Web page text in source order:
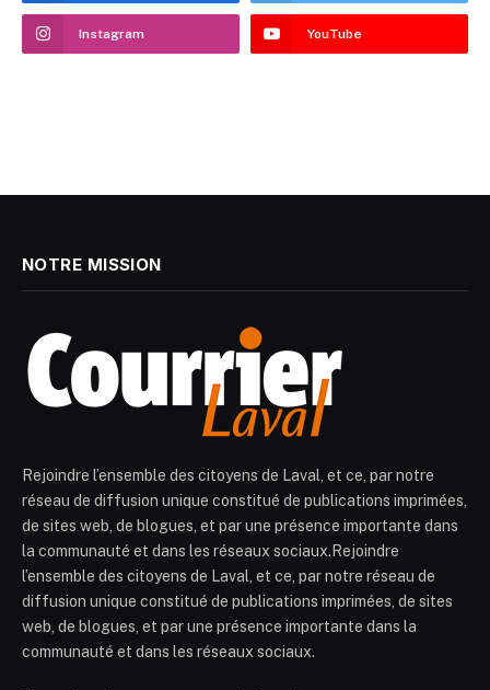
Instagram YouTube
NOTRE MISSION
Rejoindre l’ensemble des citoyens de Laval, et ce, par notre
réseau de diffusion unique constitué de publications imprimées,
de sites web, de blogues, et par une présence importante dans
la communauté et dans les réseaux sociaux.Rejoindre
l’ensemble des citoyens de Laval, et ce, par notre réseau de
diffusion unique constitué de publications imprimées, de sites
web, de blogues, et par une présence importante dans la
communauté et dans les réseaux sociaux.